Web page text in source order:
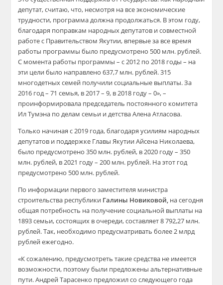
депутат, считаю, что, несмотря на все экономические
трудности, программа должна продолжаться. В этом году,
благодаря поправкам народных депутатов и совместной
работе с Правительством Якутии, впервые за все время
работы программы было предусмотрено 500 млн. рублей.
С момента работы программы – с 2012 по 2018 годы – на
эти цели было направлено 637,7 млн. рублей. 315
многодетных семей получили социальные выплаты. За
2016 год – 71 семья, в 2017 – 9, в 2018 году – 0», –
проинформировала председатель постоянного комитета
Ил Тумэна по делам семьи и детства Алена Атласова.
Только начиная с 2019 года, благодаря усилиям народных
депутатов и поддержке Главы Якутии Айсена Николаева,
было предусмотрено 350 млн. рублей, в 2020 году – 350
млн. рублей, в 2021 году – 200 млн. рублей. На этот год
предусмотрено 500 млн. рублей.
По информации первого заместителя министра
строительства республики Галины Новиковой, на сегодня
общая потребность на получение социальной выплаты на
1893 семьи, состоящих в очереди, составляет 8 792,27 млн.
рублей. Так, необходимо предусматривать более 2 млрд
рублей ежегодно.
«К сожалению, предусмотреть такие средства не имеется
возможности, поэтому были предложены альтернативные
пути. Андрей Тарасенко предложил со следующего года